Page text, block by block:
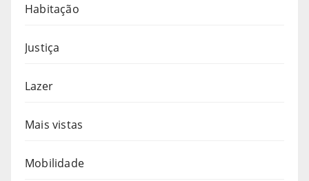
Habitação
Justiça
Lazer
Mais vistas
Mobilidade